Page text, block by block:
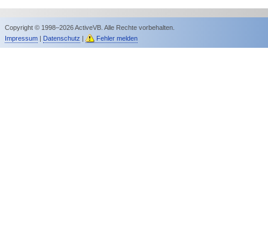
Copyright © 1998–2026 ActiveVB. Alle Rechte vorbehalten.
Impressum| Datenschutz | Fehler melden